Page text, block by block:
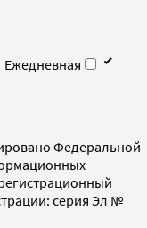
Ежедневная
Федеральной
серия Эл №